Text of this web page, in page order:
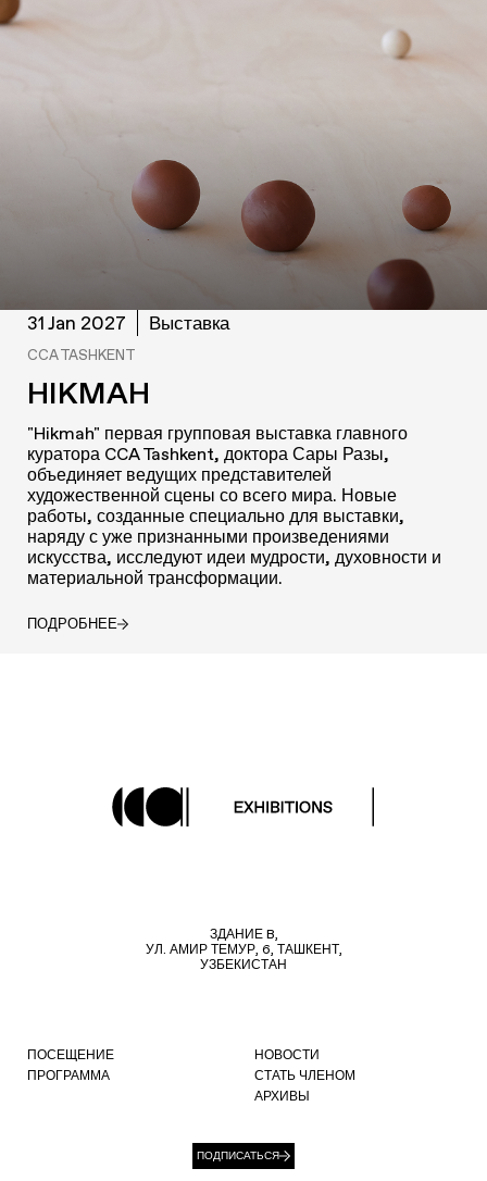
31 Jan 2027 Выставка
CCA TASHKENT
HIKMAH
"Hikmah" первая групповая выставка главного
куратора CCA Tashkent, доктора Сары Разы,
объединяет ведущих представителей
художественной сцены со всего мира. Новые
работы, созданные специально для выставки,
наряду с уже признанными произведениями
искусства, исследуют идеи мудрости, духовности и
материальной трансформации.
ПОДРОБНЕЕ
ЗДАНИЕ B,
УЛ. АМИР ТЕМУР, 6, ТАШКЕНТ,
УЗБЕКИСТАН
ПОСЕЩЕНИЕ
ПРОГРАММА
НОВОСТИ
СТАТЬ ЧЛЕНОМ
АРХИВЫ
ПОДПИСАТЬСЯ